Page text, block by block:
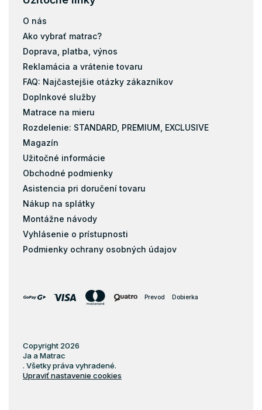
Matrace 200x180
Matrace 200x200
Matrace 120x184
Latex
Pohánkové matrace
pohankove-matrace
Pružiny
O nás
Ako vybrať matrac?
Doprava, platba, výnos
Reklamácia a vrátenie tovaru
FAQ: Najčastejšie otázky zákazníkov
Doplnkové služby
Matrace na mieru
Rozdelenie: STANDARD, PREMIUM, EXCLUSIVE
Magazín
Užitočné informácie
Obchodné podmienky
Asistencia pri doručení tovaru
Nákup na splátky
Montážne návody
Vyhlásenie o prístupnosti
Podmienky ochrany osobných údajov
Prevod Dobierka
Copyright 2026
Ja a Matrac
. Všetky práva vyhradené.
Upraviť nastavenie cookies